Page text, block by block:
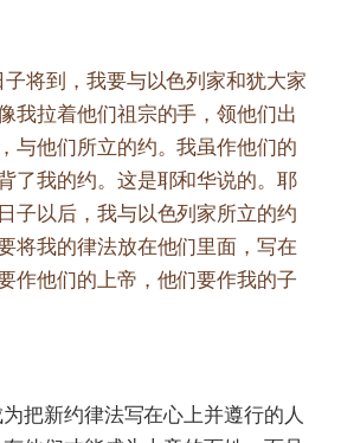
子将到，我要与以色列家和犹大家
我拉着他们祖宗的手，领他们出
与他们所立的约。我虽作他们的
了我的约。这是耶和华说的。耶
子以后，我与以色列家所立的约
将我的律法放在他们里面，写在
作他们的上帝，他们要作我的子
把新约律法写在心上并遵行的人